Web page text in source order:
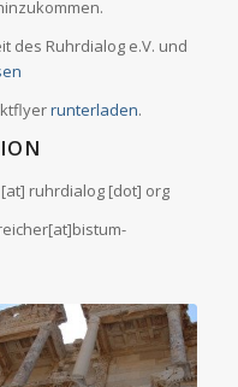
des Ruhrdialog e.V. und
runterladen.
ruhrdialog [dot] org